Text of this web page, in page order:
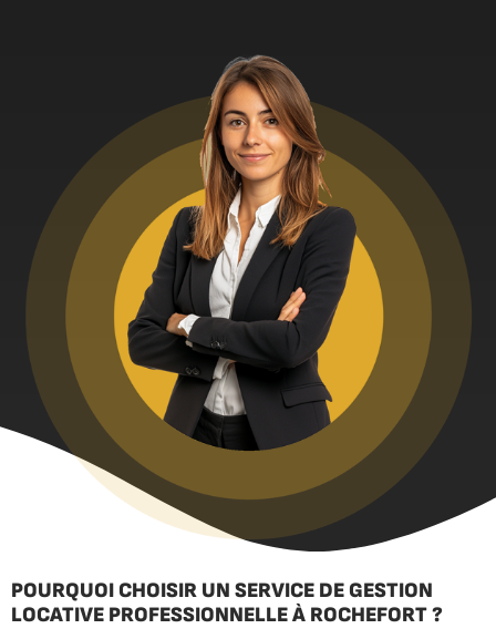
POURQUOI CHOISIR UN SERVICE DE GESTION
LOCATIVE PROFESSIONNELLE À ROCHEFORT ?